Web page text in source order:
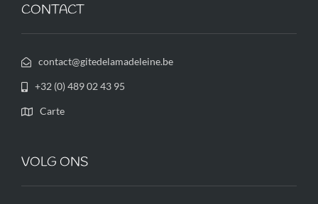
CONTACT
contact@gitedelamadeleine.be
+32 (0) 489 02 43 95
Carte
VOLG ONS